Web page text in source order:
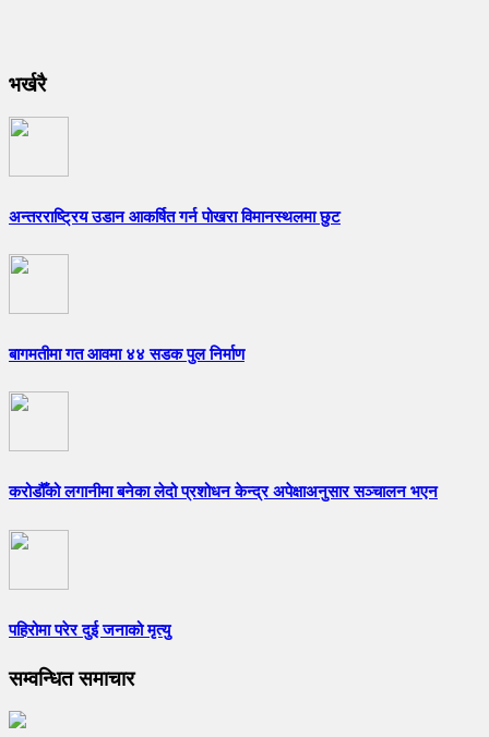
भर्खरै
अन्तरराष्ट्रिय उडान आकर्षित गर्न पोखरा विमानस्थलमा छुट
बागमतीमा गत आवमा ४४ सडक पुल निर्माण
करोडौँको लगानीमा बनेका लेदो प्रशोधन केन्द्र अपेक्षाअनुसार सञ्चालन भएन
पहिरोमा परेर दुई जनाको मृत्यु
सम्वन्धित समाचार